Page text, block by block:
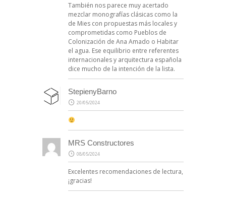
También nos parece muy acertado
mezclar monografías clásicas como la
de Mies con propuestas más locales y
comprometidas como Pueblos de
Colonización de Ana Amado o Habitar
el agua. Ese equilibrio entre referentes
internacionales y arquitectura española
dice mucho de la intención de la lista.
StepienyBarno
20/05/2024
MRS Constructores
08/05/2024
Excelentes recomendaciones de lectura,
¡gracias!